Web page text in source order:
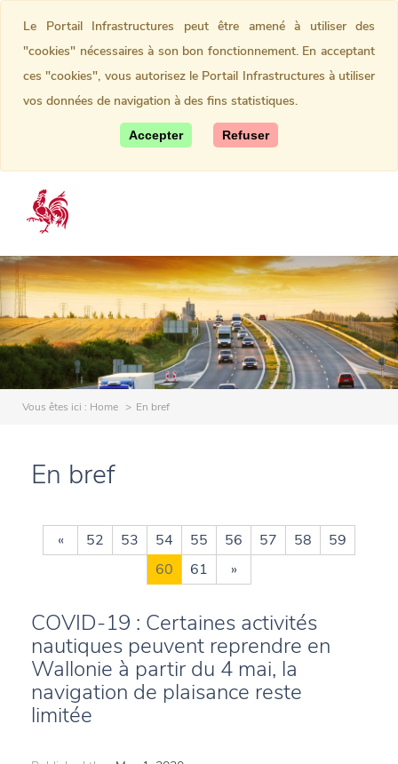
Vous êtes ici : Home En bref
En bref
« 52 53 54 55 56 57 58
59
60
61 »
COVID-19 : Certaines activités
nautiques peuvent reprendre en
Wallonie à partir du 4 mai, la
navigation de plaisance reste
limitée
Le Portail Infrastructures peut être amené à utiliser des
"cookies" nécessaires à son bon fonctionnement. En acceptant
ces "cookies", vous autorisez le Portail Infrastructures à utiliser
vos données de navigation à des fins statistiques.
Accepter Refuser